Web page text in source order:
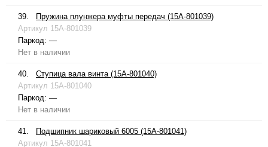
39.
Пружина плунжера муфты передач (15A-801039)
Артикул 15A-801039
Паркод: —
Нет в наличии
40.
Ступица вала винта (15A-801040)
Артикул 15A-801040
Паркод: —
Нет в наличии
41.
Подшипник шариковый 6005 (15A-801041)
Артикул 15A-801041